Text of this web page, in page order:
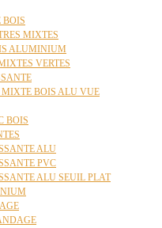
BOIS
MIXTES
ALUMINIUM
VERTES
BOIS ALU VUE
BOIS
ALU
PVC
ALU SEUIL PLAT